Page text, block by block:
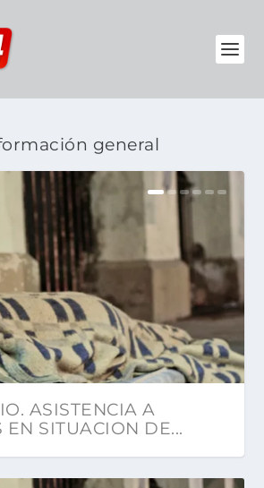
general
ASISTENCIA A
EN SITUACION DE...